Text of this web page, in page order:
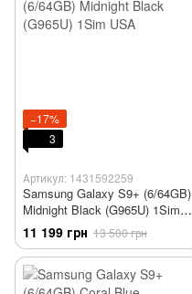
−17%
3
Артикул: 1431592259
Samsung Galaxy S9+ (6/64GB)
Midnight Black (G965U) 1Sim
USA
11 199 грн 13 500 грн